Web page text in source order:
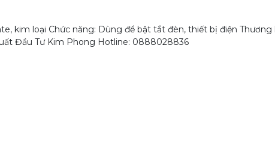
kim loại Chức năng: Dùng để bật tắt đèn, thiết bị điện Thương
Đầu Tư Kim Phong Hotline: 0888028836